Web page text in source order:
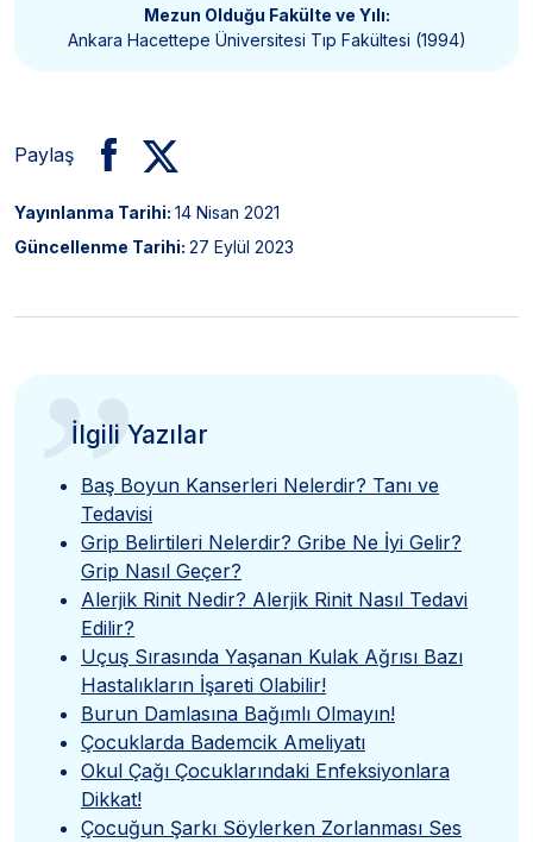
Mezun Olduğu Fakülte ve Yılı:
Ankara Hacettepe Üniversitesi Tıp Fakültesi (1994)
Paylaş
Yayınlanma Tarihi: 14 Nisan 2021
Güncellenme Tarihi: 27 Eylül 2023
”
İlgili Yazılar
Baş Boyun Kanserleri Nelerdir? Tanı ve
Tedavisi
Grip Belirtileri Nelerdir? Gribe Ne İyi Gelir?
Grip Nasıl Geçer?
Alerjik Rinit Nedir? Alerjik Rinit Nasıl Tedavi
Edilir?
Uçuş Sırasında Yaşanan Kulak Ağrısı Bazı
Hastalıkların İşareti Olabilir!
Burun Damlasına Bağımlı Olmayın!
Çocuklarda Bademcik Ameliyatı
Okul Çağı Çocuklarındaki Enfeksiyonlara
Dikkat!
Çocuğun Şarkı Söylerken Zorlanması Ses